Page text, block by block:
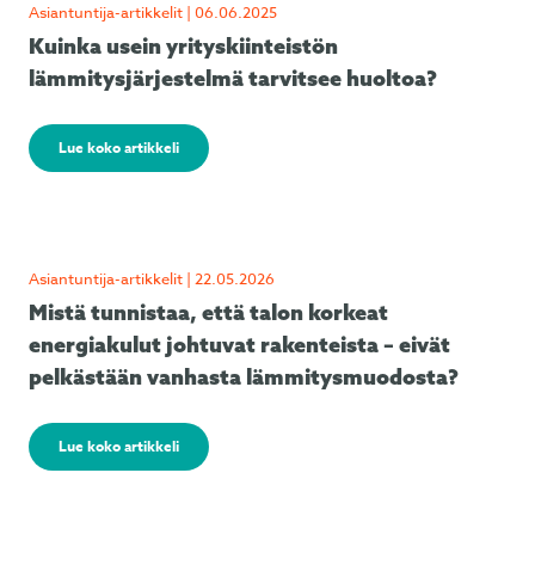
Asiantuntija-artikkelit | 06.06.2025
Kuinka usein yrityskiinteistön
lämmitysjärjestelmä tarvitsee huoltoa?
Lue koko artikkeli
Asiantuntija-artikkelit | 22.05.2026
Mistä tunnistaa, että talon korkeat
energiakulut johtuvat rakenteista – eivät
pelkästään vanhasta lämmitysmuodosta?
Lue koko artikkeli